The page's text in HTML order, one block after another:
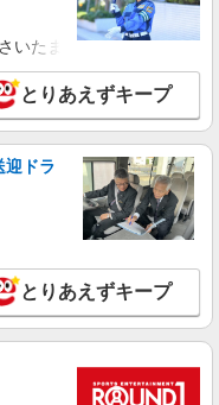
稼げる看護助手＊無料
＜日払い有/週払い有/交
含む)＞
詳細を見る
OK♪病院で補助だけ
＜日払い有/週払い有/交
む)＞
いたま市岩槻区・久喜市・
とりあえずキープ
迎ドラ
とりあえずキープ